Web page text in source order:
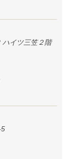
イツ三笠２階